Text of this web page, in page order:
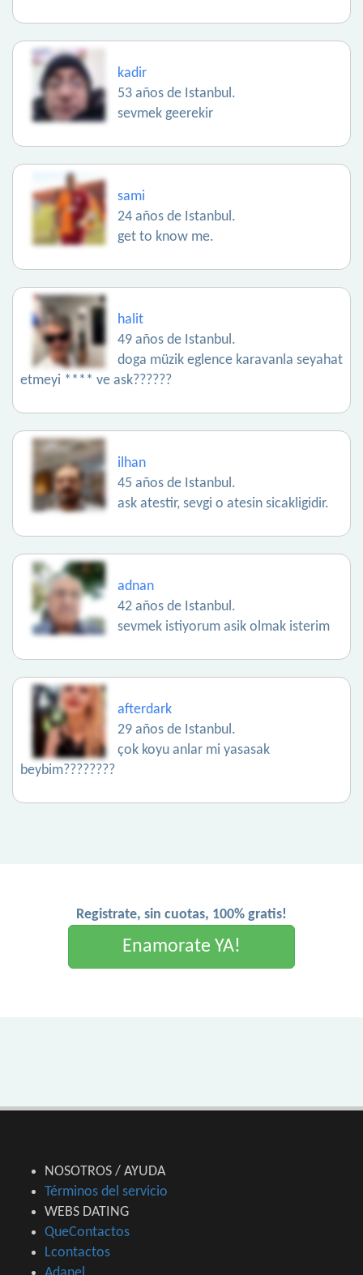
kadir
53 años de Istanbul.
sevmek geerekir
sami
24 años de Istanbul.
get to know me.
halit
49 años de Istanbul.
doga müzik eglence karavanla seyahat
etmeyi **** ve ask??????
ilhan
45 años de Istanbul.
ask atestir, sevgi o atesin sicakligidir.
adnan
42 años de Istanbul.
sevmek istiyorum asik olmak isterim
afterdark
29 años de Istanbul.
çok koyu anlar mi yasasak
beybim????????
Registrate, sin cuotas, 100% gratis!
Enamorate YA!
NOSOTROS / AYUDA
Términos del servicio
WEBS DATING
QueContactos
Lcontactos